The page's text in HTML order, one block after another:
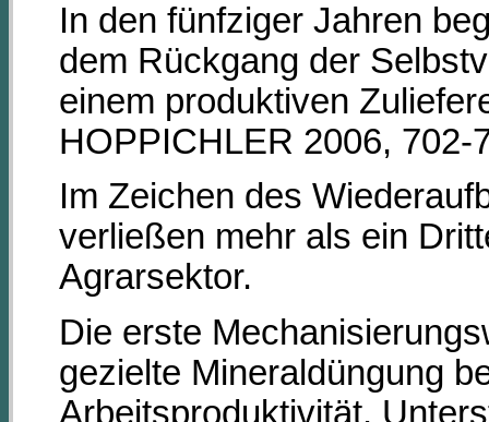
In den fünfziger Jahren
dem Rückgang der
einem produktiven
HOPPICHLER 2006, 702-
Im Zeichen des
verließen mehr als ein
Agrarsektor.
Die erste
gezielte Mineraldüngung
Arbeitsproduktivität.